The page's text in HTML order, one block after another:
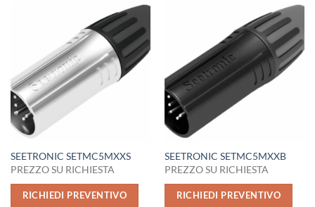
SEETRONIC SETMC5MXXS
PREZZO SU RICHIESTA
RICHIEDI PREVENTIVO
SEETRONIC SETMC5MXXB
PREZZO SU RICHIESTA
RICHIEDI PREVENTIVO